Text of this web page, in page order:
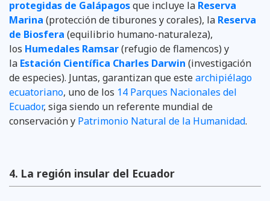
protegidas de Galápagosque incluye la Reserva
Marina (protección de tiburones y corales), la Reserva
de Biosfera (equilibrio humano-naturaleza),
los Humedales Ramsar(refugio de flamencos) y
la Estación Científica Charles Darwin (investigación
de especies). Juntas, garantizan que estearchipiélago
ecuatoriano, uno de los 14 Parques Nacionales del
Ecuador, siga siendo un referente mundial de
conservación y Patrimonio Natural de la Humanidad.
4. La región insular del Ecuador